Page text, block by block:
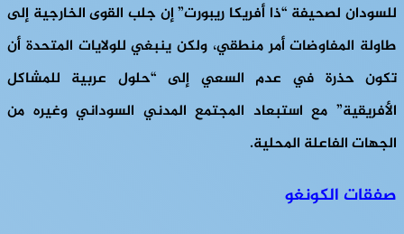
للسودان لصحيفة “ذا أفريكا ريبورت” إن جلب القوى الخارجية إلى
طاولة المفاوضات أمر منطقي، ولكن ينبغي للولايات المتحدة أن
تكون حذرة في عدم السعي إلى “حلول عربية للمشاكل
الأفريقية” مع استبعاد المجتمع المدني السوداني وغيره من
الجهات الفاعلة المحلية.
صفقات الكونغو